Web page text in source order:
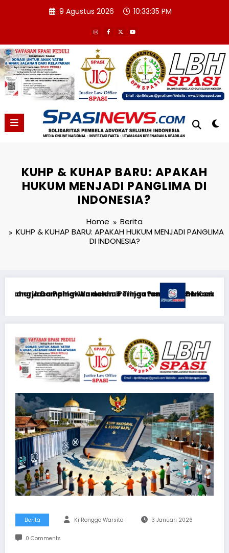
9 Agustus 2026 10:33:36 PM
KUHP & KUHAP BARU: APAKAH
HUKUM MENJADI PANGLIMA DI
INDONESIA?
Home
Berita
KUHP & KUHAP BARU: APAKAH HUKUM MENJADI PANGLIMA
DI INDONESIA?
II di RS PHC Surabaya
5 Agustus 2026**KEWAJIBAN MEMBERI NAFKAH
RTP açıqlığı: Mostbet real
Berita Ki Ronggo Warsito 3 Januari 2026
0 Comments